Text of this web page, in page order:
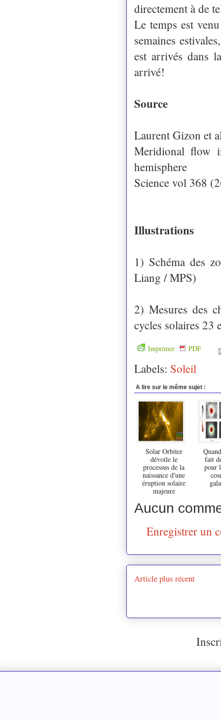
directement à de
Le temps est
semaines
est arrivés dans
arrivé!
Source
Laurent Gizon et
Meridional flow
hemisphere
Science vol 368
Illustrations
1) Schéma des
Liang / MPS)
2) Mesures des
cycles solaires 23
Imprimer PDF
Labels: Soleil
A lire sur le même sujet :
Solar Orbiter
dévoile le
processus de la
naissance d'une
éruption solaire
majeure
fait
pour
Aucun
Enregistrer un
Article plus récent